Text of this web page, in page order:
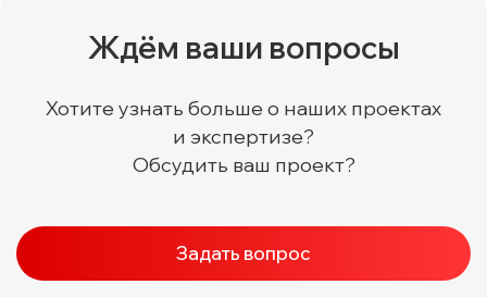
Ждём ваши вопросы
Хотите узнать больше о наших проектах
и экспертизе?
Обсудить ваш проект?
Задать вопрос